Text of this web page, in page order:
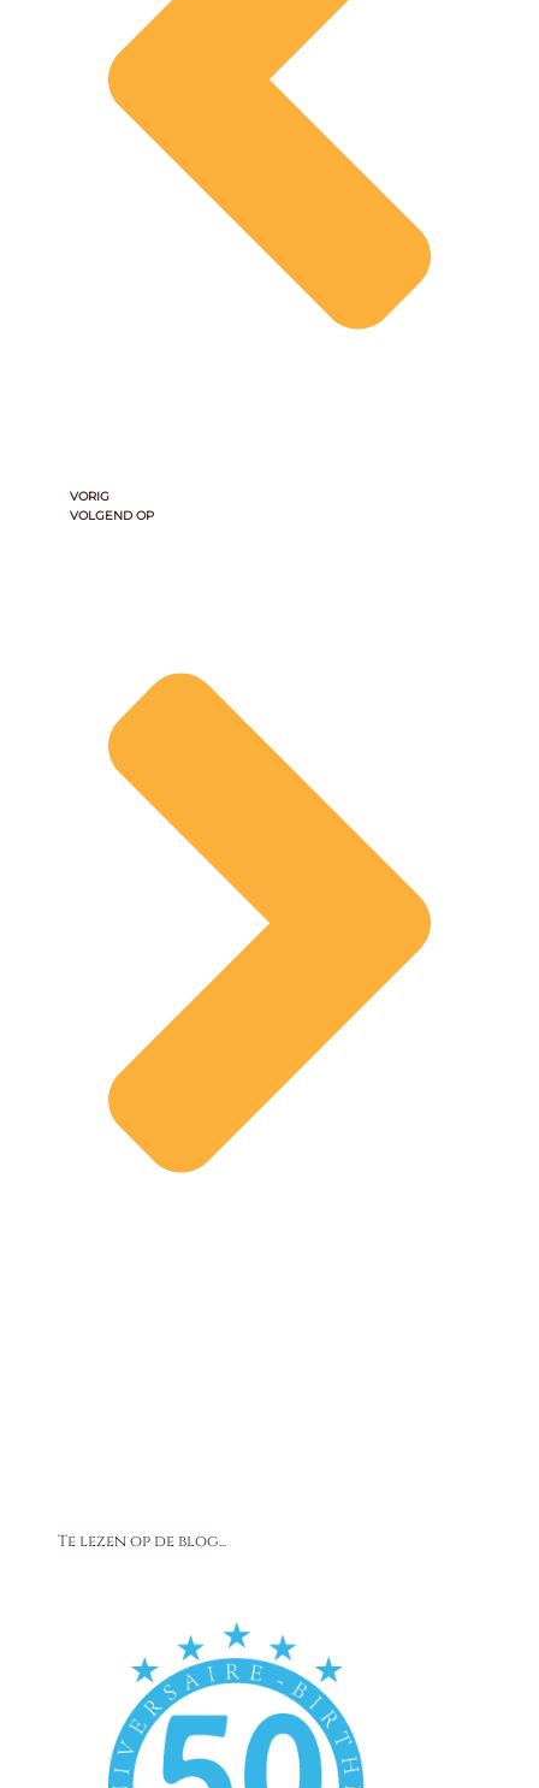
VORIG
VOLGEND OP
Te lezen op de blog...